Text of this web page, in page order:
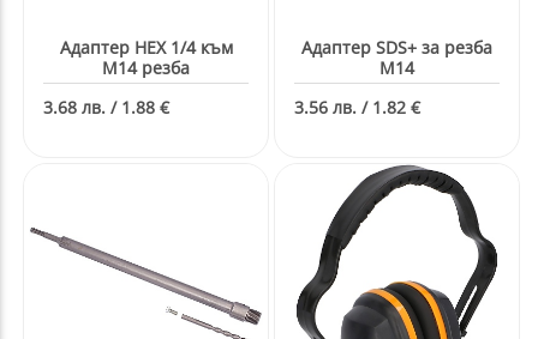
Адаптер HEX 1/4 към
M14 резба
3.68 лв. / 1.88 €
Адаптер SDS+ за резба
M14
3.56 лв. / 1.82 €